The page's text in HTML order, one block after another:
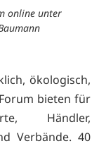
online unter
ökologisch,
bieten für
Händler,
Verbände. 40